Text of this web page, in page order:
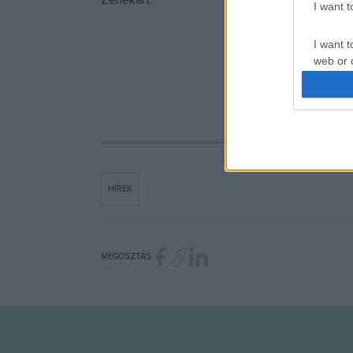
I want
I want
web or
I want
or app.
I want
HÍREK
MEGOSZTÁS